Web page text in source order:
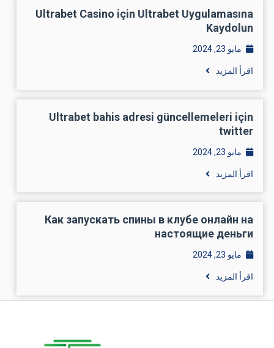
Ultrabet Casino için Ultrabet Uygulamasına
Kaydolun
مايو 23, 2024
اقرأ المزيد
Ultrabet bahis adresi güncellemeleri için
twitter
مايو 23, 2024
اقرأ المزيد
Как запускать спины в клубе онлайн на
настоящие деньги
مايو 23, 2024
اقرأ المزيد